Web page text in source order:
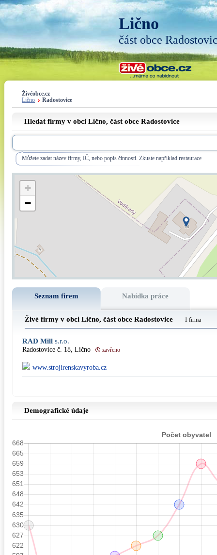
Lično
část obce
Živéobce.cz
Lično
Radostovice
Hledat firmy v obci Lično, část obce Radostovice
Můžete zadat název firmy, IČ, nebo popis činnosti. Zkuste například restaurace
+
−
Seznam firem Nabídka práce
Živé firmy v obci Lično, část obce Radostovice 1 firma
RAD Mill s.r.o.
Radostovice č. 18, Lično zavřeno
www.strojirenskavyroba.cz
Demografické údaje